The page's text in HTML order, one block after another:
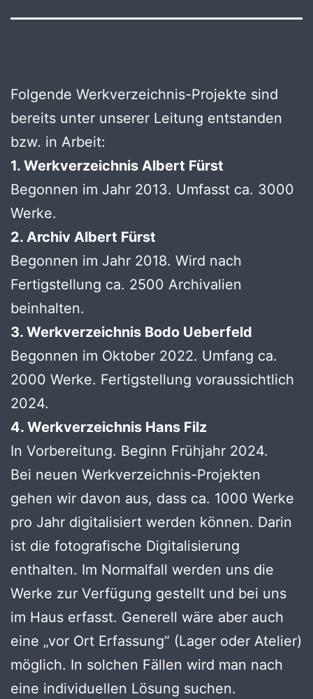
Folgende Werkverzeichnis-Projekte sind
bereits unter unserer Leitung entstanden
bzw. in Arbeit:
1. Werkverzeichnis Albert Fürst
Begonnen im Jahr 2013. Umfasst ca. 3000
Werke.
2. Archiv Albert Fürst
Begonnen im Jahr 2018. Wird nach
Fertigstellung ca. 2500 Archivalien
beinhalten.
3. Werkverzeichnis Bodo Ueberfeld
Begonnen im Oktober 2022. Umfang ca.
2000 Werke. Fertigstellung voraussichtlich
2024.
4. Werkverzeichnis Hans Filz
In Vorbereitung. Beginn Frühjahr 2024.
Bei neuen Werkverzeichnis-Projekten
gehen wir davon aus, dass ca. 1000 Werke
pro Jahr digitalisiert werden können. Darin
ist die fotografische Digitalisierung
enthalten. Im Normalfall werden uns die
Werke zur Verfügung gestellt und bei uns
im Haus erfasst. Generell wäre aber auch
eine „vor Ort Erfassung“ (Lager oder Atelier)
möglich. In solchen Fällen wird man nach
eine individuellen Lösung suchen.